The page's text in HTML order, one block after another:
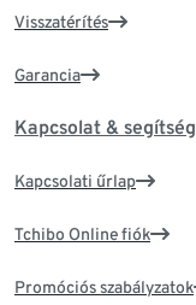
Visszatérítés
Garancia
Kapcsolat & segítség
Kapcsolati űrlap
Tchibo Online fiók
Promóciós szabályzatok